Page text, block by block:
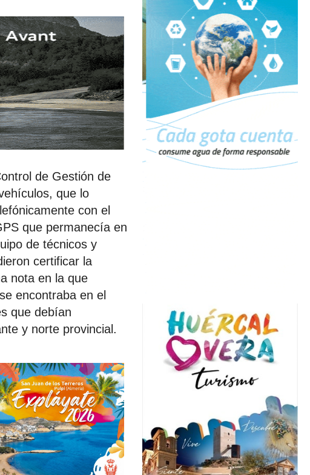
de Gestión de
que lo
con el
que permanecía en
de técnicos y
certificar la
nota en la que
encontraba en el
que debían
y norte provincial.